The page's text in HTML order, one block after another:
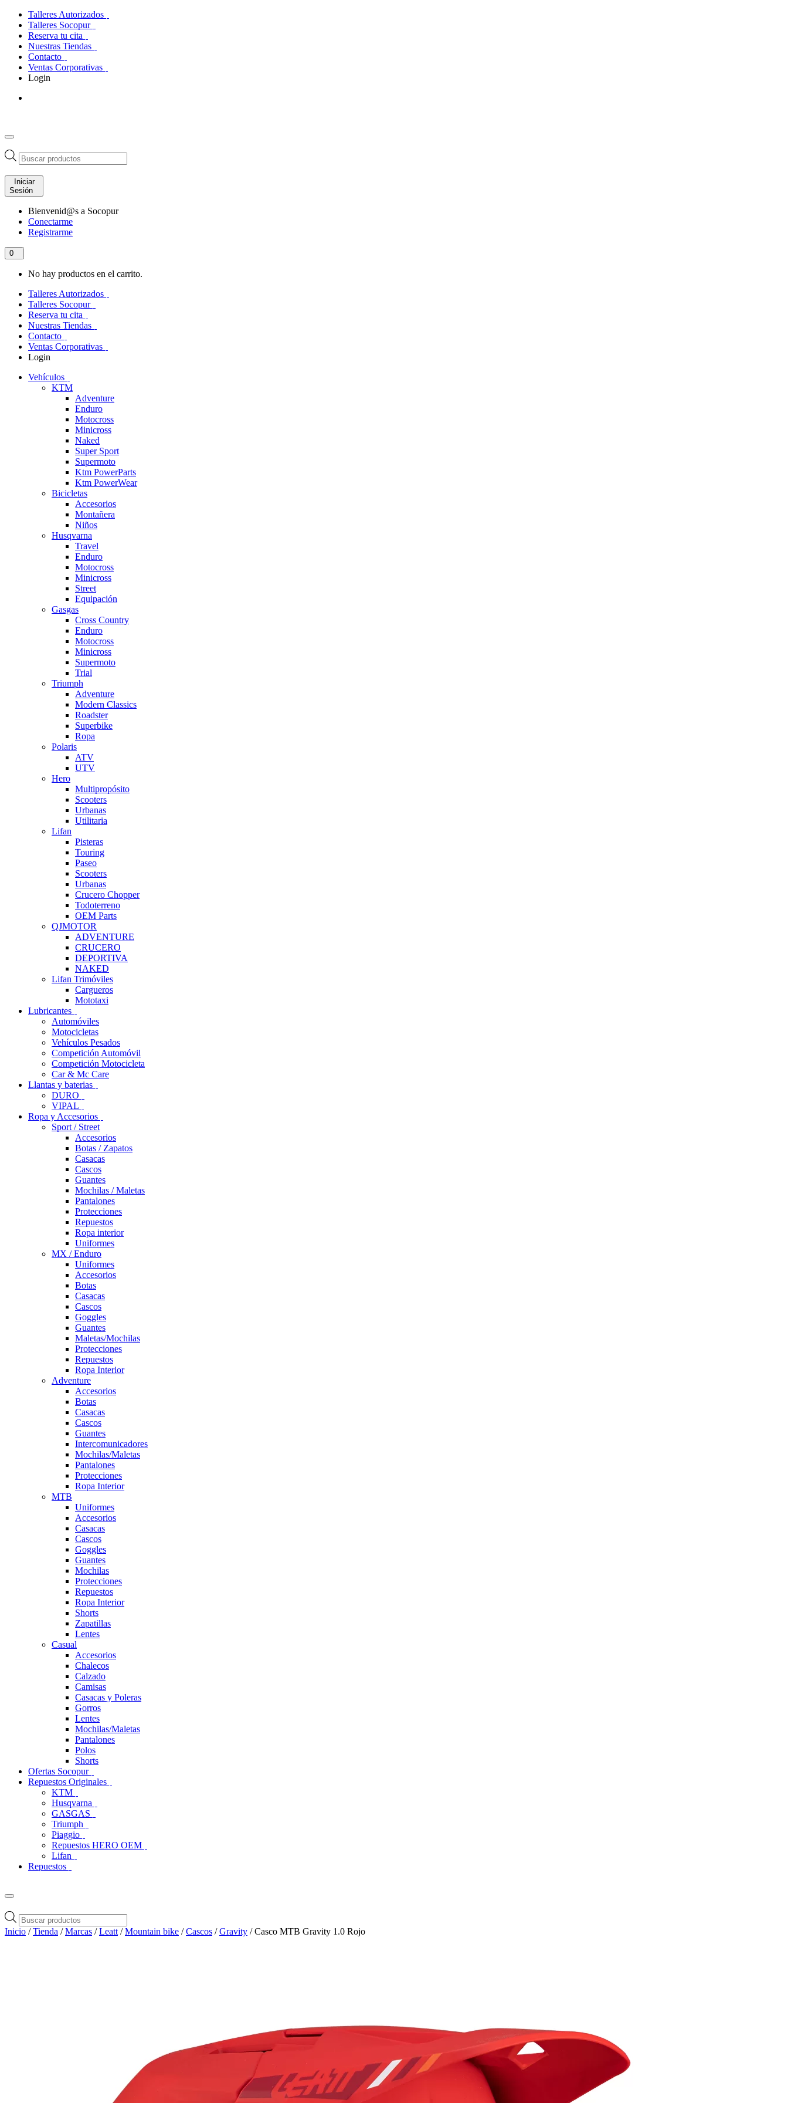
Talleres Autorizados
Talleres Socopur
Reserva tu cita
Nuestras Tiendas
Contacto
Ventas Corporativas
Login
Búsqueda
de
productos
Iniciar
Sesión
Bienvenid@s a Socopur
Conectarme
Registrarme
0
No hay productos en el carrito.
Talleres Autorizados
Talleres Socopur
Reserva tu cita
Nuestras Tiendas
Contacto
Ventas Corporativas
Login
Vehículos
KTM
Adventure
Enduro
Motocross
Minicross
Naked
Super Sport
Supermoto
Ktm PowerParts
Ktm PowerWear
Bicicletas
Accesorios
Montañera
Niños
Husqvarna
Travel
Enduro
Motocross
Minicross
Street
Equipación
Gasgas
Cross Country
Enduro
Motocross
Minicross
Supermoto
Trial
Triumph
Adventure
Modern Classics
Roadster
Superbike
Ropa
Polaris
ATV
UTV
Hero
Multipropósito
Scooters
Urbanas
Utilitaria
Lifan
Pisteras
Touring
Paseo
Scooters
Urbanas
Crucero Chopper
Todoterreno
OEM Parts
QJMOTOR
ADVENTURE
CRUCERO
DEPORTIVA
NAKED
Lifan Trimóviles
Cargueros
Mototaxi
Lubricantes
Automóviles
Motocicletas
Vehículos Pesados
Competición Automóvil
Competición Motocicleta
Car & Mc Care
Llantas y baterias
DURO
VIPAL
Ropa y Accesorios
Sport / Street
Accesorios
Botas / Zapatos
Casacas
Cascos
Guantes
Mochilas / Maletas
Pantalones
Protecciones
Repuestos
Ropa interior
Uniformes
MX / Enduro
Uniformes
Accesorios
Botas
Casacas
Cascos
Goggles
Guantes
Maletas/Mochilas
Protecciones
Repuestos
Ropa Interior
Adventure
Accesorios
Botas
Casacas
Cascos
Guantes
Intercomunicadores
Mochilas/Maletas
Pantalones
Protecciones
Ropa Interior
MTB
Uniformes
Accesorios
Casacas
Cascos
Goggles
Guantes
Mochilas
Protecciones
Repuestos
Ropa Interior
Shorts
Zapatillas
Lentes
Casual
Accesorios
Chalecos
Calzado
Camisas
Casacas y Poleras
Gorros
Lentes
Mochilas/Maletas
Pantalones
Polos
Shorts
Ofertas Socopur
Repuestos Originales
KTM
Husqvarna
GASGAS
Triumph
Piaggio
Repuestos HERO OEM
Lifan
Repuestos
Búsqueda
de
productos
Inicio /Tienda /Marcas /Leatt /Mountain bike /Cascos /Gravity / Casco MTB Gravity 1.0 Rojo